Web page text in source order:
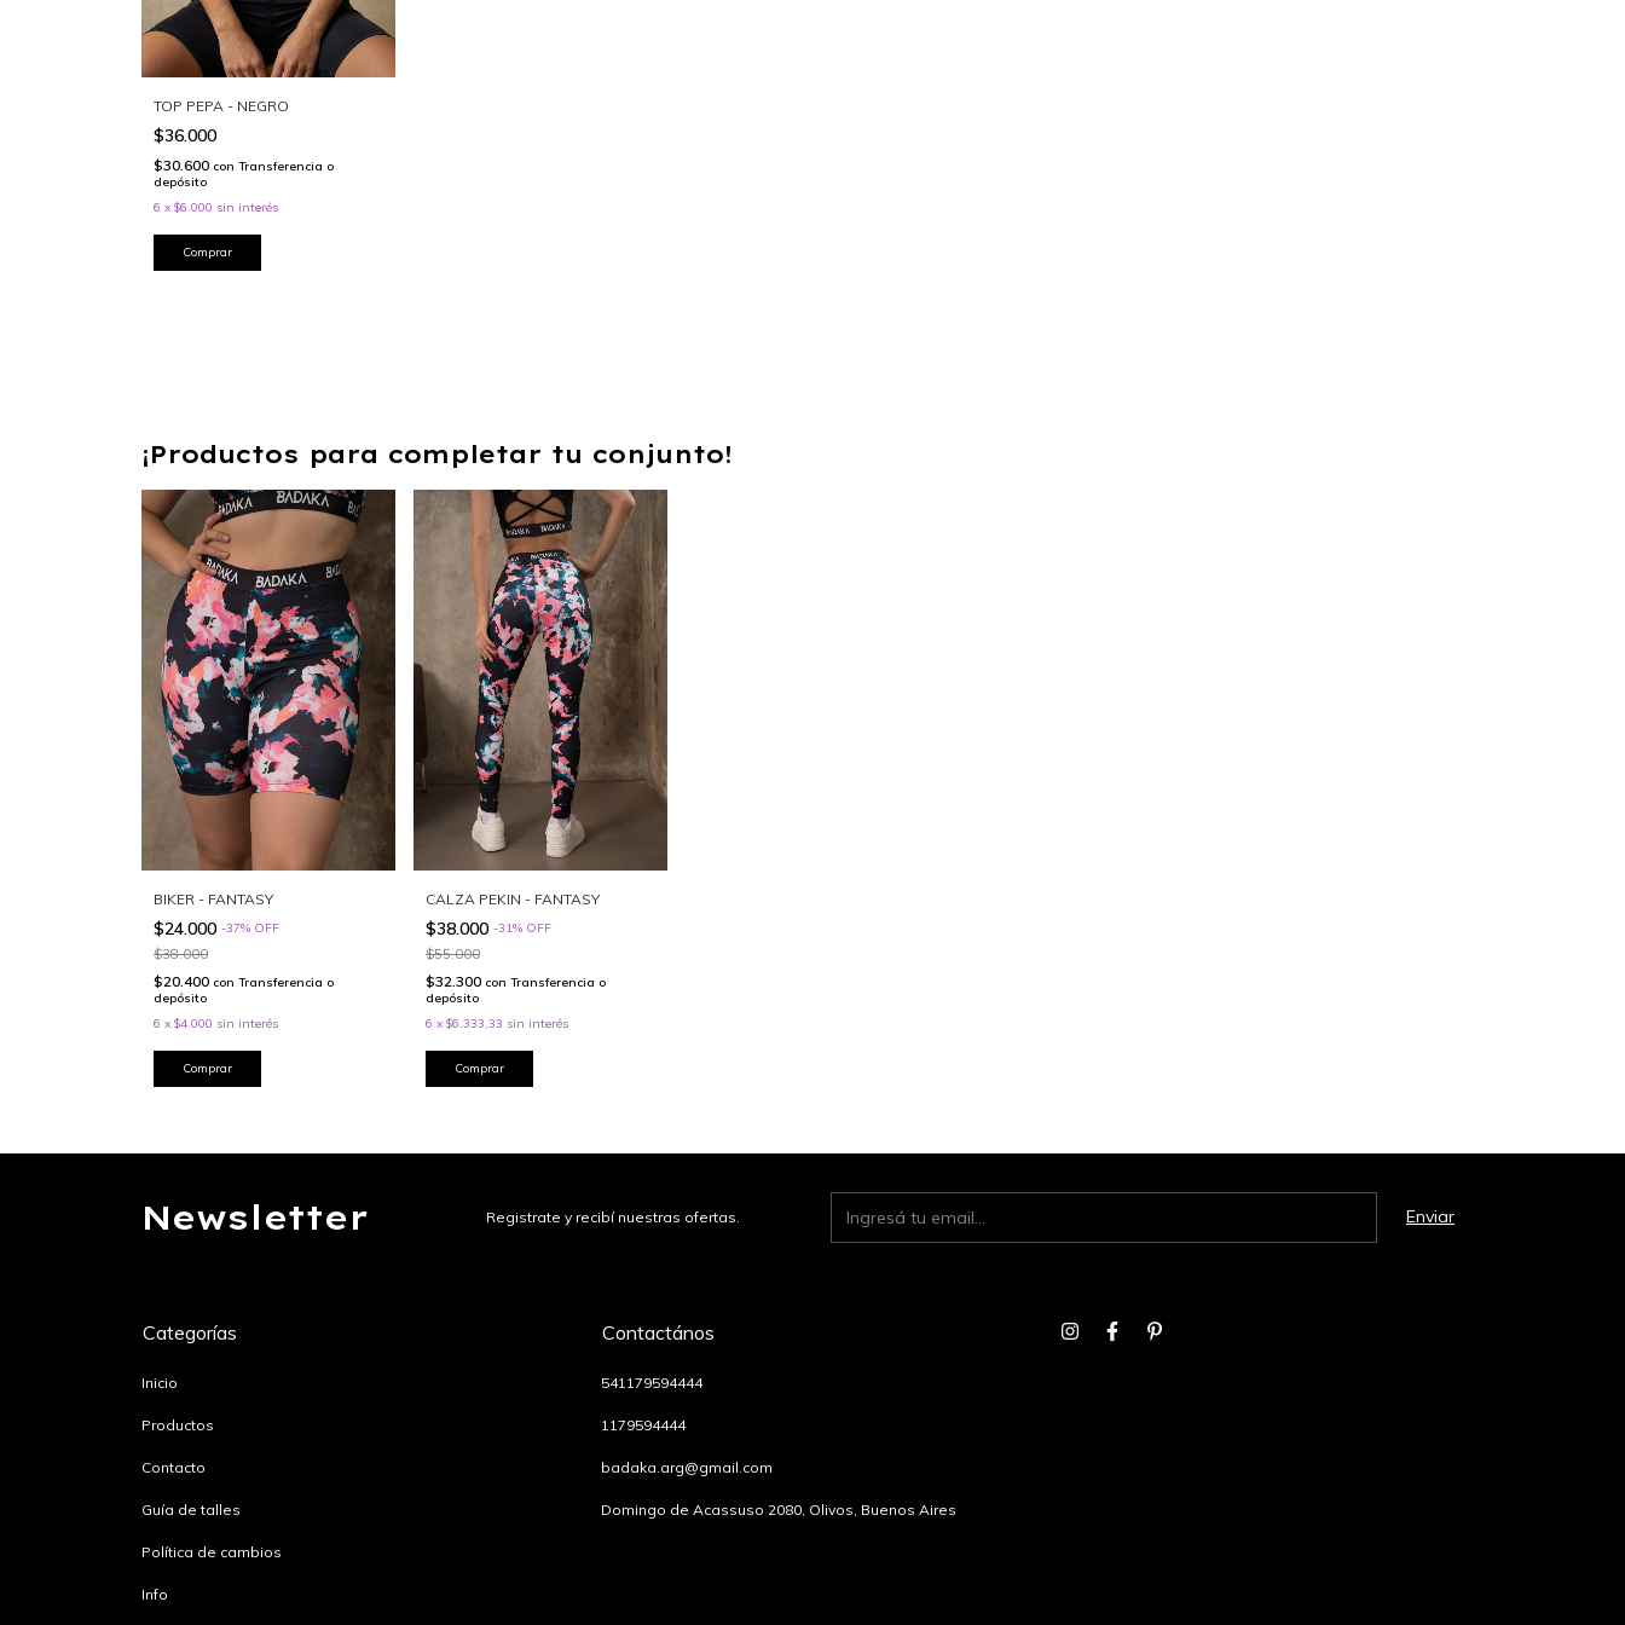
TOP PEPA - NEGRO
$36.000
$30.600 con Transferencia o
depósito
6 x $6.000 sin interés
Comprar
¡Productos para completar tu conjunto!
BIKER - FANTASY
$24.000 -37% OFF
$38.000
$20.400 con Transferencia o
depósito
6 x $4.000 sin interés
Comprar
CALZA PEKIN - FANTASY
$38.000 -31% OFF
$55.000
$32.300 con Transferencia o
depósito
6 x $6.333,33 sin interés
Comprar
Newsletter Registrate y recibí nuestras ofertas.
Categorías
Inicio
Productos
Contacto
Guía de talles
Política de cambios
Info
Contactános
541179594444
1179594444
badaka.arg@gmail.com
Domingo de Acassuso 2080, Olivos, Buenos Aires